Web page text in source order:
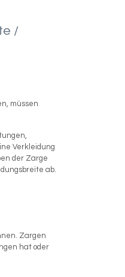
/
müssen
Verkleidung
der Zarge
ab.
Zargen
hat oder